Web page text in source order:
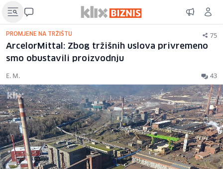
PROMJENE NA TRŽIŠTU 75
ArcelorMittal: Zbog tržišnih uslova privremeno
smo obustavili proizvodnju
E. M. 43